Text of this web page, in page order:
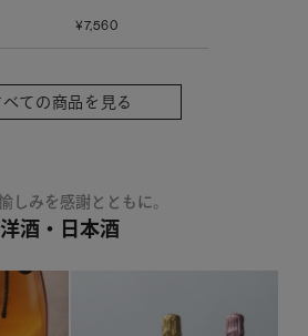
¥7,560
べての商品を見る
しみを感謝とともに。
洋酒・日本酒